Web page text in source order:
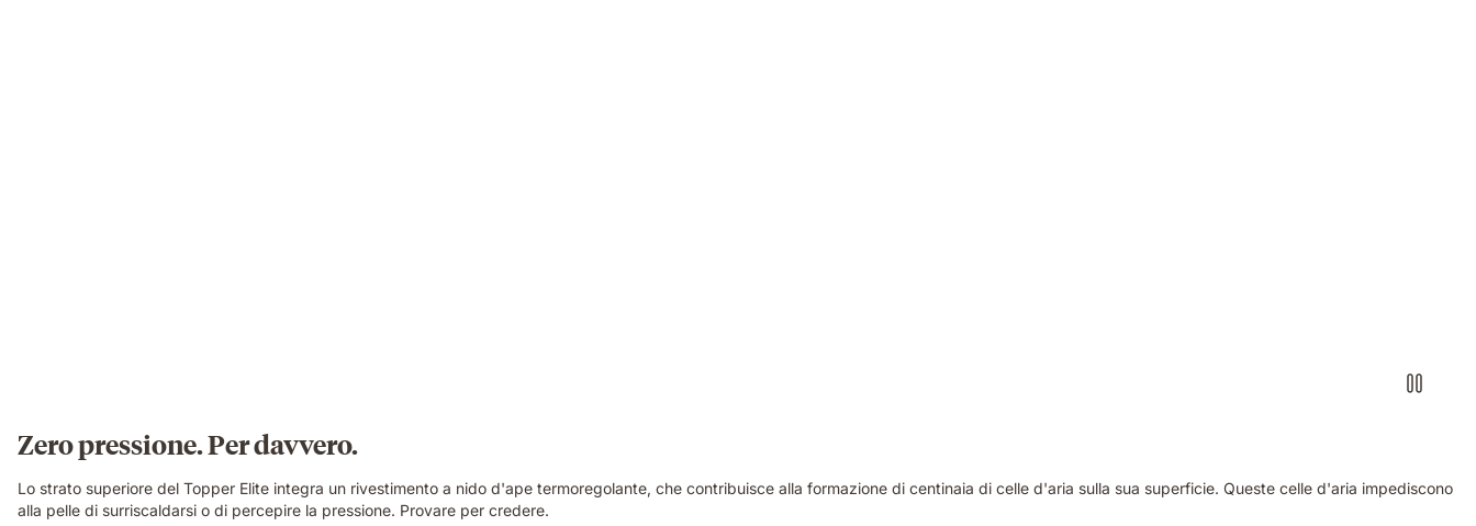
Zero pressione. Per davvero.
Lo strato superiore del Topper Elite integra un rivestimento a nido d'ape termoregolante, che contribuisce alla formazione di centinaia di celle d'aria sulla sua superficie. Queste celle d'aria impediscono
alla pelle di surriscaldarsi o di percepire la pressione. Provare per credere.